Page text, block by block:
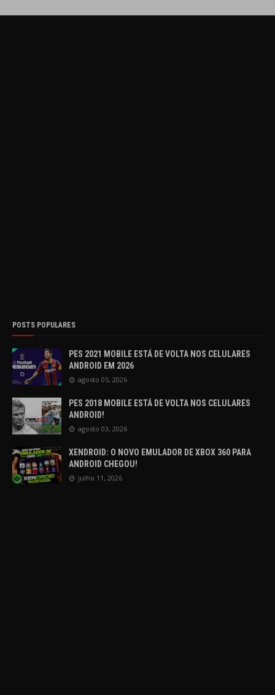
POSTS POPULARES
PES 2021 MOBILE ESTÁ DE VOLTA NOS CELULARES
ANDROID EM 2026
agosto 05, 2026
PES 2018 MOBILE ESTÁ DE VOLTA NOS CELULARES
ANDROID!
agosto 03, 2026
XENDROID: O NOVO EMULADOR DE XBOX 360 PARA
ANDROID CHEGOU!
julho 11, 2026